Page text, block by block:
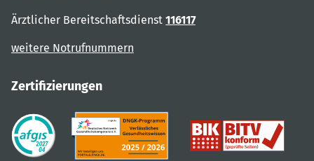
Ärztlicher Bereitschaftsdienst 116117
weitere Notrufnummern
Zertifizierungen